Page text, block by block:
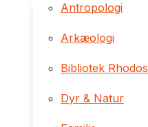
Antropologi
Arkæologi
Bibliotek Rhodos
Dyr & Natur